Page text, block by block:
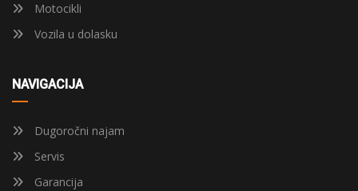
Motocikli
Vozila u dolasku
NAVIGACIJA
Dugoročni najam
Servis
Garancija